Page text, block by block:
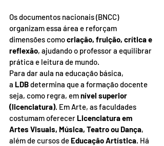
Os documentos nacionais (BNCC)
organizam essa área e reforçam
dimensões como criação, fruição, crítica e
reflexão, ajudando o professor a equilibrar
prática e leitura de mundo.
Para dar aula na educação básica,
a LDB determina que a formação docente
seja, como regra, em nível superior
(licenciatura). Em Arte, as faculdades
costumam oferecer Licenciatura em
Artes Visuais, Música, Teatro ou Dança,
além de cursos de Educação Artística. Há